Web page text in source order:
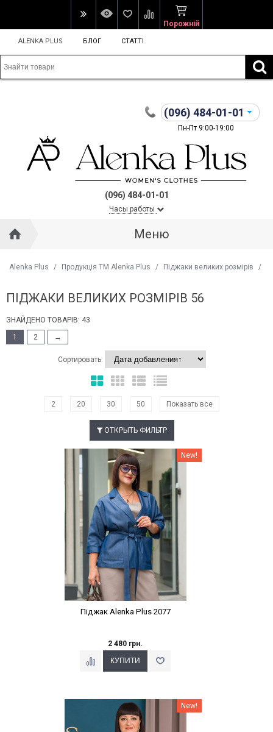
Порожній
ALENKA PLUS БЛОГ СТАТТІ
(096) 484-01-01
Пн-Пт 9:00-19:00
(096) 484-01-01
Часы работы
Меню
Alenka Plus / Продукція ТМ Alenka Plus / Піджаки великих розмірів /
ПІДЖАКИ ВЕЛИКИХ РОЗМІРІВ 56
ЗНАЙДЕНО ТОВАРІВ: 43
1
2 →
Сортировать:
2 20 30 50 Показать все
ОТКРЫТЬ ФИЛЬТР
Наклейки Варіант з % New!
Піджак Alenka Plus 2077
2 480 грн.
Наклейки Варіант з % New!